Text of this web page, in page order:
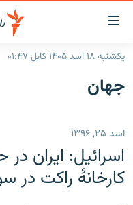
لینک‌های
قابل
دسترسی
به
بازگشت
منوی
اصلی
گزارش‌ها
منطقه
شرق میانه
افغانستان
جهان
جدول نشرات
مصاحبه‌ها
یکشنبه ۱۸ اسد ۱۴۰۵ کابل ۰۱:۴۷
جهان
اسد ۲۵, ۱۳۹۶
اسرائیل: ایران
کارخانۀ راکت‌ در